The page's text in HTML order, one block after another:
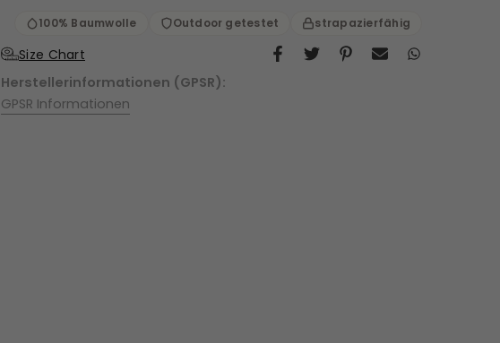
100% Baumwolle Outdoor getestet strapazierfähig
Size Chart
Herstellerinformationen (GPSR):
GPSR Informationen